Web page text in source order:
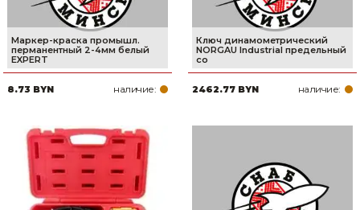
Маркер-краска промышл.
перманентный 2-4мм белый
EXPERT
8.73 BYN наличие:
Ключ динамометрический
NORGAU Industrial предельный
со
2462.77 BYN наличие: